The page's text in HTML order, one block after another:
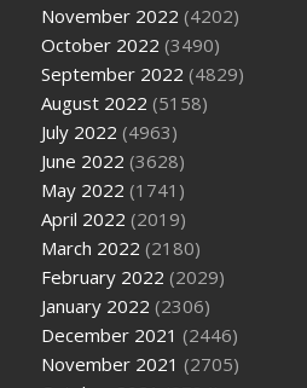
November 2022 (4202)
October 2022 (3490)
September 2022 (4829)
August 2022 (5158)
July 2022 (4963)
June 2022 (3628)
May 2022 (1741)
April 2022 (2019)
March 2022 (2180)
February 2022 (2029)
January 2022 (2306)
December 2021 (2446)
November 2021 (2705)